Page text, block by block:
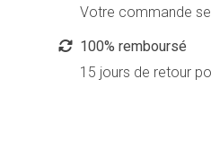
Votre commande
100% remboursé
15 jours de retour